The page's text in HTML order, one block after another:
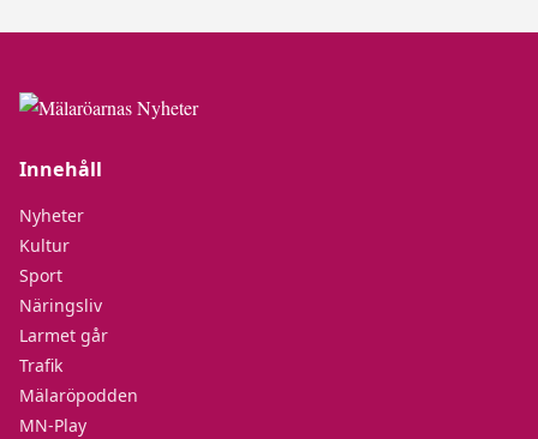
Innehåll
Nyheter
Kultur
Sport
Näringsliv
Larmet går
Trafik
Mälaröpodden
MN-Play